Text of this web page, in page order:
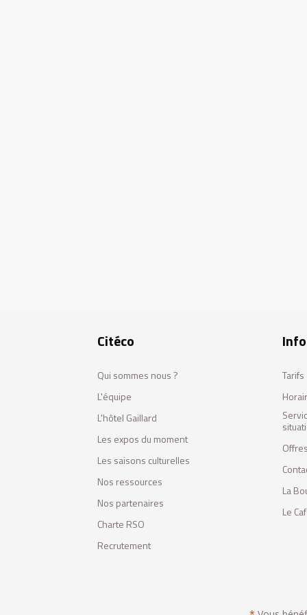
Citéco
Qui sommes nous ?
L'équipe
L'hôtel Gaillard
Les expos du moment
Les saisons culturelles
Nos ressources
Nos partenaires
Charte RSO
Recrutement
La
Le